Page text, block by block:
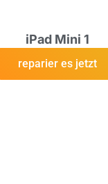
iPad Mini 1
reparier es jetzt